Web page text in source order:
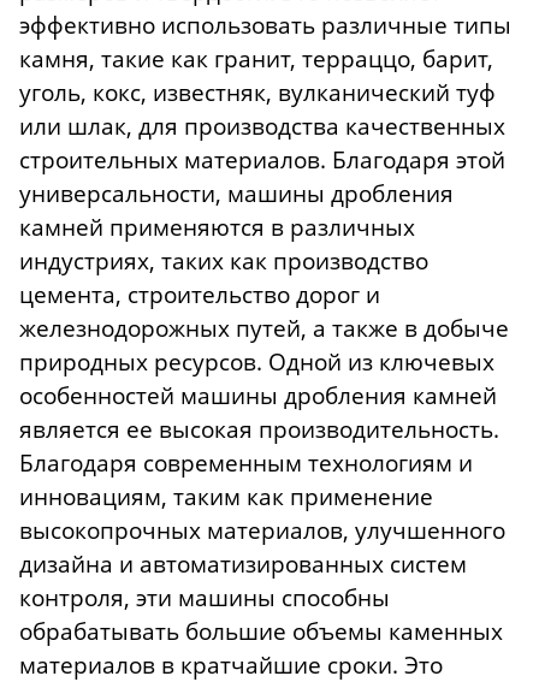
эффективно использовать различные типы
камня, такие как гранит, терраццо, барит,
уголь, кокс, известняк, вулканический туф
или шлак, для производства качественных
строительных материалов. Благодаря этой
универсальности, машины дробления
камней применяются в различных
индустриях, таких как производство
цемента, строительство дорог и
железнодорожных путей, а также в добыче
природных ресурсов. Одной из ключевых
особенностей машины дробления камней
является ее высокая производительность.
Благодаря современным технологиям и
инновациям, таким как применение
высокопрочных материалов, улучшенного
дизайна и автоматизированных систем
контроля, эти машины способны
обрабатывать большие объемы каменных
материалов в кратчайшие сроки. Это